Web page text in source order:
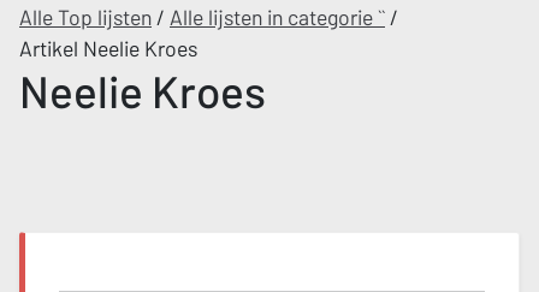
Alle Top lijsten / Alle lijsten in categorie `` /
Artikel Neelie Kroes
Neelie Kroes